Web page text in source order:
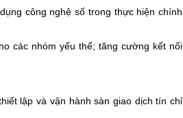
công nghệ số trong thực hiện chính
các nhóm yếu thế; tăng cường kết nối
lập và vận hành sàn giao dịch tín chỉ